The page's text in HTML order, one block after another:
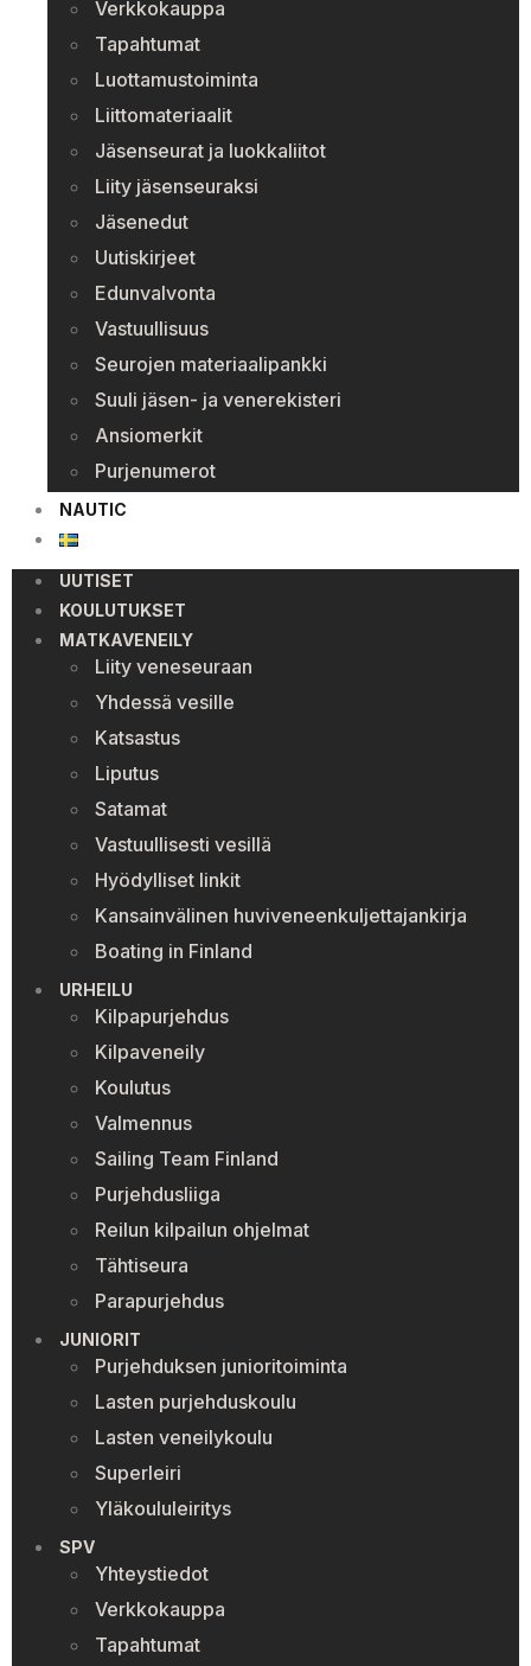
Verkkokauppa
Tapahtumat
Luottamustoiminta
Liittomateriaalit
Jäsenseurat ja luokkaliitot
Liity jäsenseuraksi
Jäsenedut
Uutiskirjeet
Edunvalvonta
Vastuullisuus
Seurojen materiaalipankki
Suuli jäsen- ja venerekisteri
Ansiomerkit
Purjenumerot
NAUTIC
UUTISET
KOULUTUKSET
MATKAVENEILY
Liity veneseuraan
Yhdessä vesille
Katsastus
Liputus
Satamat
Vastuullisesti vesillä
Hyödylliset linkit
Kansainvälinen huviveneenkuljettajankirja
Boating in Finland
URHEILU
Kilpapurjehdus
Kilpaveneily
Koulutus
Valmennus
Sailing Team Finland
Purjehdusliiga
Reilun kilpailun ohjelmat
Tähtiseura
Parapurjehdus
JUNIORIT
Purjehduksen junioritoiminta
Lasten purjehduskoulu
Lasten veneilykoulu
Superleiri
Yläkoululeiritys
SPV
Yhteystiedot
Verkkokauppa
Tapahtumat